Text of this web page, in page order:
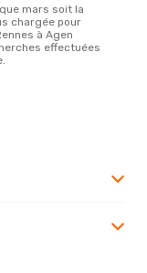
chargée pour
à Agen
effectuées